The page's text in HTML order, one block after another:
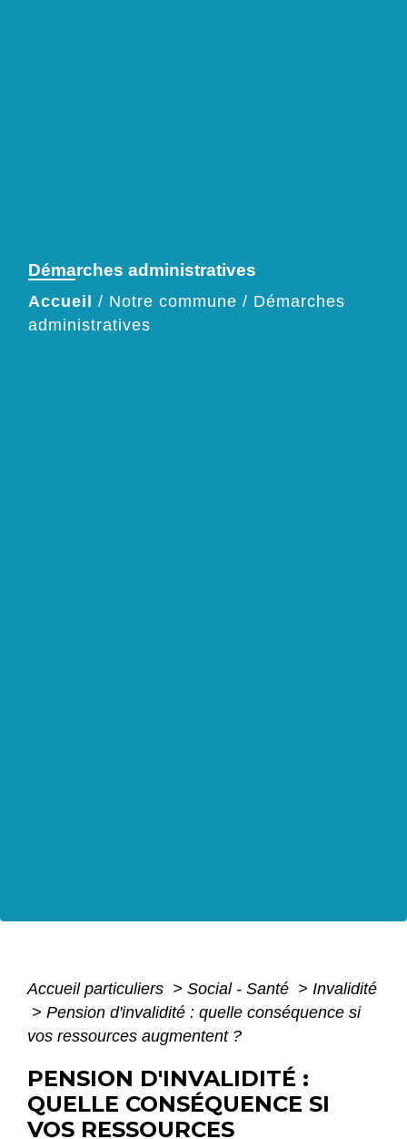
Démarches administratives
Accueil / Notre commune / Démarches
administratives
Accueil particuliers > Social - Santé > Invalidité
> Pension d'invalidité : quelle conséquence si
vos ressources augmentent ?
PENSION D'INVALIDITÉ :
QUELLE CONSÉQUENCE SI
VOS RESSOURCES